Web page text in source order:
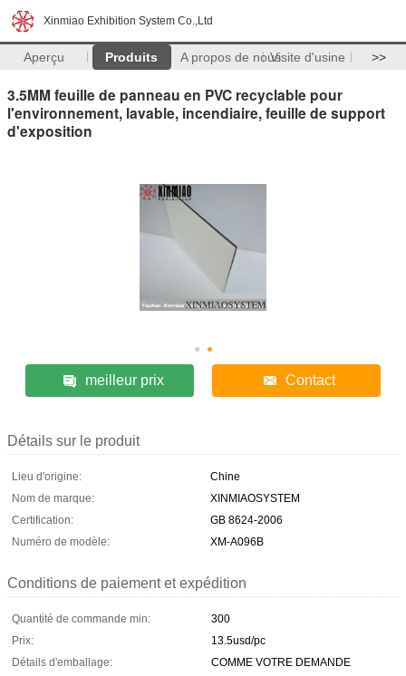
Xinmiao Exhibition System Co.,Ltd
Aperçu Produits A propos de nousVisite d'usine >>
3.5MM feuille de panneau en PVC recyclable pour
l'environnement, lavable, incendiaire, feuille de support
d'exposition
meilleur prix Contact
Détails sur le produit
Lieu d'origine:
Chine
Nom de marque:
XINMIAOSYSTEM
Certification:
GB 8624-2006
Numéro de modèle:
XM-A096B
Conditions de paiement et expédition
Quantité de commande min:
300
Prix:
13.5usd/pc
Détails d'emballage:
COMME VOTRE DEMANDE